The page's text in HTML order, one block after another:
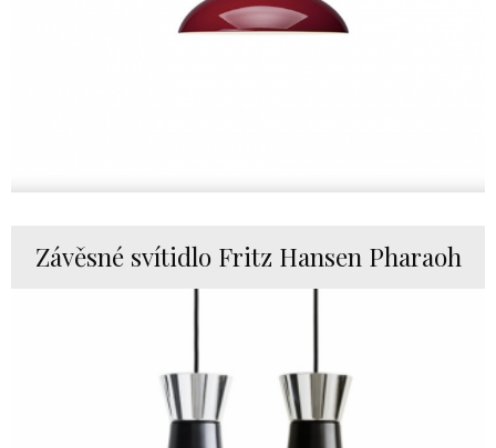
Závěsné svítidlo Fritz Hansen Pharaoh